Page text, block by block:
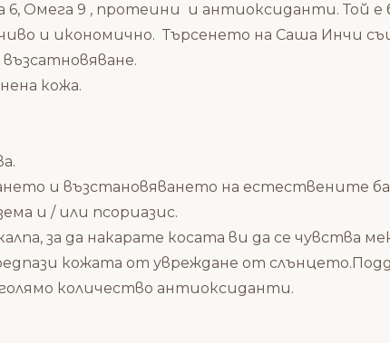
6, Омега 9 , протеини и антиоксиданти. Той
и икономично. Търсенето на Саша Инчи
кожа.
и възстановяването на естествените
и / или псориазис.
за да накарате косата ви да се чувства
кожата от увреждане от
количество антиоксиданти.